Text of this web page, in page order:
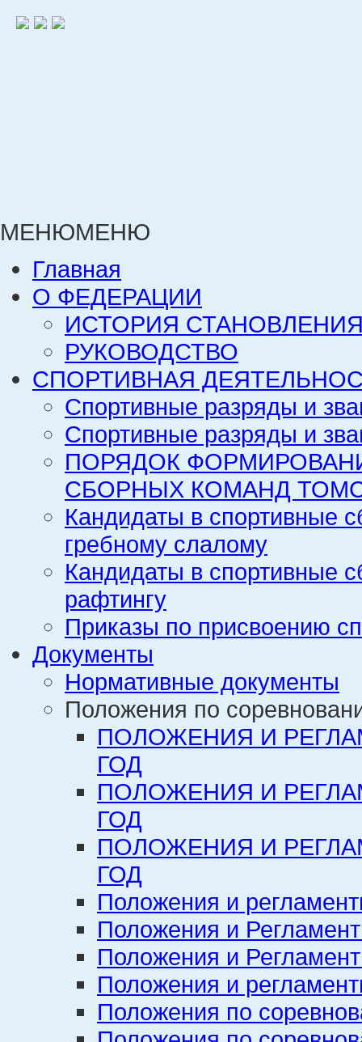
МЕНЮМЕНЮ
Главная
О ФЕДЕРАЦИИ
ИСТОРИЯ
РУКОВОДСТВО
СПОРТИВНАЯ
Спортивные разряды и
Спортивные разряды и
ПОРЯДОК
СБОРНЫХ КОМАНД
Кандидаты в спортивные
гребному слалому
Кандидаты в спортивные
рафтингу
Приказы по присвоению
Документы
Нормативные документы
Положения по
ПОЛОЖЕНИЯ И
ГОД
ПОЛОЖЕНИЯ И
ГОД
ПОЛОЖЕНИЯ И
ГОД
Положения и
Положения и
Положения и
Положения и
Положения по